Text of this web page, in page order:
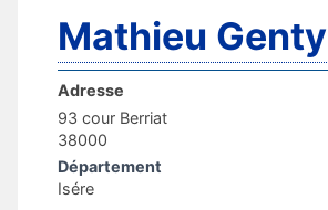
Mathieu Genty
Adresse
93 cour Berriat
38000
Département
Isére